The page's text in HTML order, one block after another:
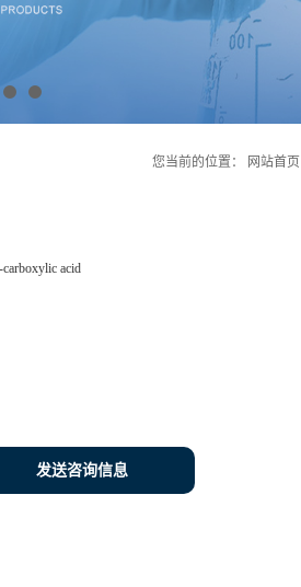
您当前的位置： 网站首页
acid
发送咨询信息